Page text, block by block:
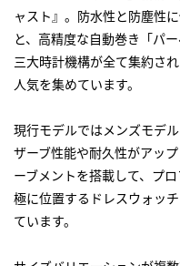
ャスト』。防水性と防塵性
と、高精度な自動巻き「パ
三大時計機構が全て集約さ
人気を集めています。
現行モデルではメンズモデ
ザーブ性能や耐久性がアッ
ーブメントを搭載して、プ
極に位置するドレスウォッ
ています。